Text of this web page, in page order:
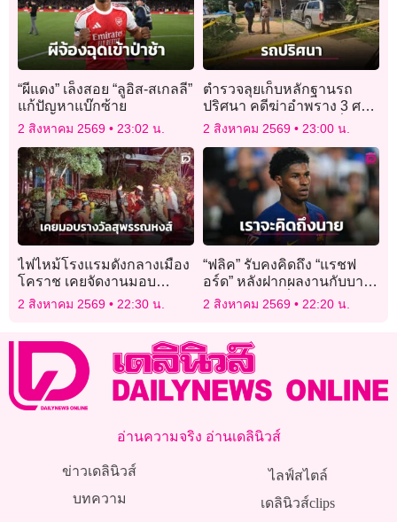
“ผีแดง” เล็งสอย “ลูอิส-สเกลลี”
แก้ปัญหาแบ๊กซ้าย
2 สิงหาคม 2569 23:02 น.
ตำรวจลุยเก็บหลักฐานรถ
ปริศนา คดีฆ่าอำพราง 3 ศพ
ฝังดิน เร่งหาหลักฐานเชื่อม
2 สิงหาคม 2569 23:00 น.
ไฟไหม้โรงแรมดังกลางเมือง
โคราช เคยจัดงานมอบ
รางวัลสุพรรณหงส์
2 สิงหาคม 2569 22:30 น.
“ฟลิค” รับคงคิดถึง “แรชฟ
อร์ด” หลังฝากผลงานกับบาร์
ซาอย่างยอดเยี่ยม
2 สิงหาคม 2569 22:20 น.
อ่านความจริง อ่านเดลินิวส์
ข่าวเดลินิวส์
บทความ
ไลฟ์สไตล์
เดลินิวส์clips